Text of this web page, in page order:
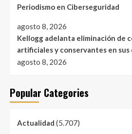
Periodismo en Ciberseguridad
agosto 8, 2026
Kellogg adelanta eliminación de
artificiales y conservantes en sus
agosto 8, 2026
Popular Categories
Actualidad (5.707)